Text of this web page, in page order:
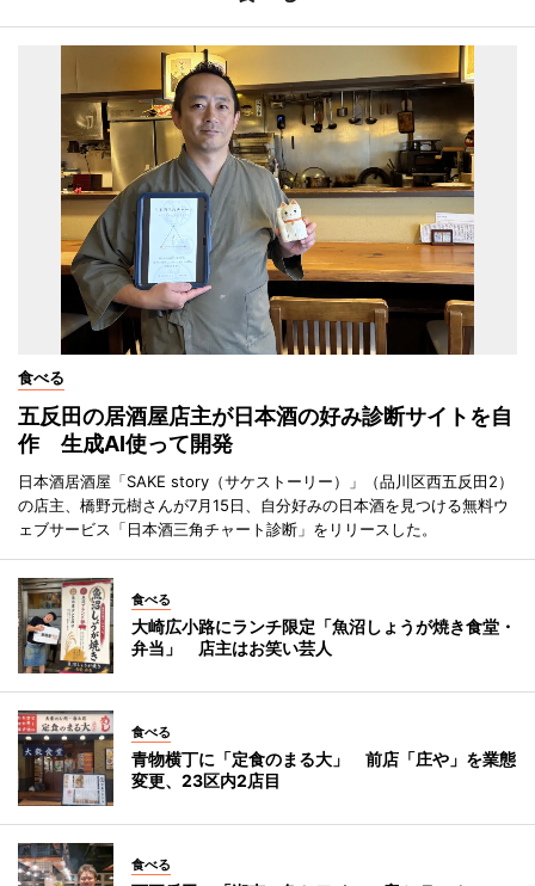
食べる
五反田の居酒屋店主が日本酒の好み診断サイトを自
作 生成AI使って開発
日本酒居酒屋「SAKE story（サケストーリー）」（品川区西五反田2）
の店主、橋野元樹さんが7月15日、自分好みの日本酒を見つける無料ウ
ェブサービス「日本酒三角チャート診断」をリリースした。
食べる
大崎広小路にランチ限定「魚沼しょうが焼き食堂・
弁当」 店主はお笑い芸人
食べる
青物横丁に「定食のまる大」 前店「庄や」を業態
変更、23区内2店目
食べる